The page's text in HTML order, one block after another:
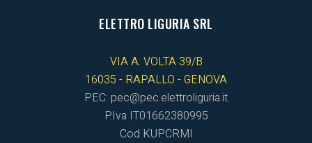
ELETTRO LIGURIA SRL
VIA A. VOLTA 39/B
16035 - RAPALLO - GENOVA
PEC: pec@pec.elettroliguria.it
P.Iva IT01662380995
Cod KUPCRMI